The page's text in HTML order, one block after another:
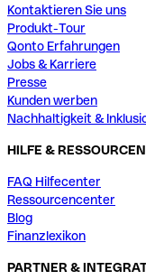
Kontaktieren Sie uns
Produkt-Tour
Qonto Erfahrungen
Jobs & Karriere
Presse
Kunden werben
Nachhaltigkeit &
HILFE & RESSOURCEN
FAQ Hilfecenter
Ressourcencenter
Blog
Finanzlexikon
PARTNER &